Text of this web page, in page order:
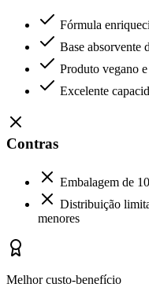
Fórmula
Base absorvente
Produto vegano
Excelente
Contras
Embalagem de
Distribuição
menores
Melhor custo-benefício